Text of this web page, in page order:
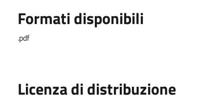
Formati disponibili
.pdf
Licenza di distribuzione